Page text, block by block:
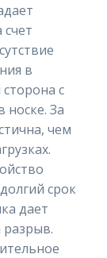
в
с
За
чем
срок
дает